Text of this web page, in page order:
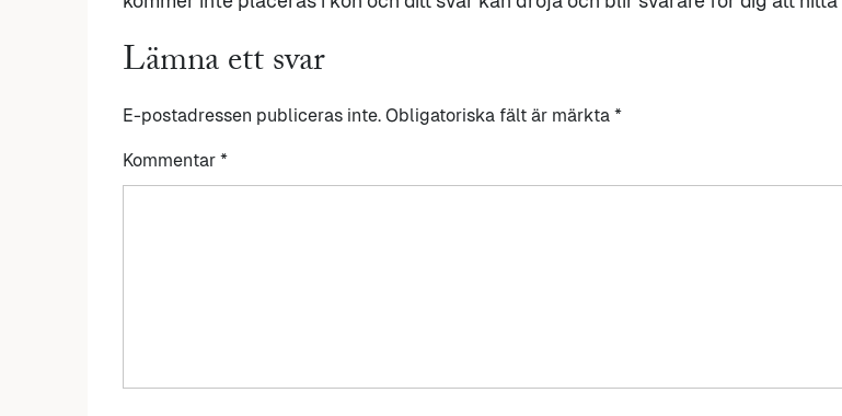
Lämna ett svar
E-postadressen publiceras inte. Obligatoriska fält är märkta *
Kommentar *